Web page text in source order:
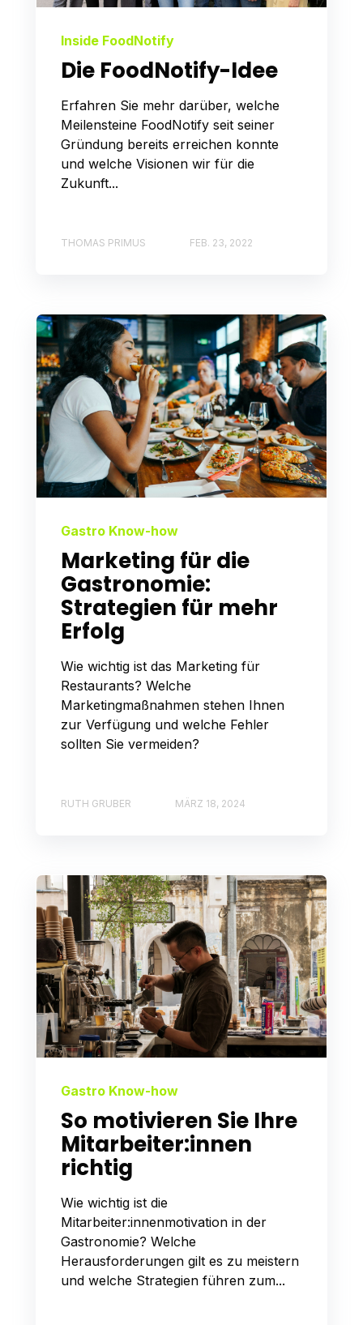
Inside FoodNotify
Die FoodNotify-Idee
Erfahren Sie mehr darüber, welche
Meilensteine FoodNotify seit seiner
Gründung bereits erreichen konnte
und welche Visionen wir für die
Zukunft...
THOMAS PRIMUS FEB. 23, 2022
Gastro Know-how
Marketing für die
Gastronomie:
Strategien für mehr
Erfolg
Wie wichtig ist das Marketing für
Restaurants? Welche
Marketingmaßnahmen stehen Ihnen
zur Verfügung und welche Fehler
sollten Sie vermeiden?
RUTH GRUBER MÄRZ 18, 2024
Gastro Know-how
So motivieren Sie Ihre
Mitarbeiter:innen
richtig
Wie wichtig ist die
Mitarbeiter:innenmotivation in der
Gastronomie? Welche
Herausforderungen gilt es zu meistern
und welche Strategien führen zum...